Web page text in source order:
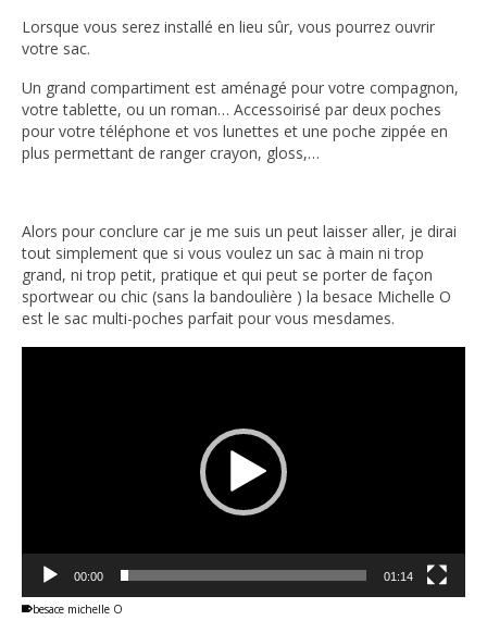
Lorsque vous serez installé en lieu sûr, vous pourrez ouvrir
votre sac.
Un grand compartiment est aménagé pour votre compagnon,
votre tablette, ou un roman… Accessoirisé par deux poches
pour votre téléphone et vos lunettes et une poche zippée en
plus permettant de ranger crayon, gloss,…
Alors pour conclure car je me suis un peut laisser aller, je dirai
tout simplement que si vous voulez un sac à main ni trop
grand, ni trop petit, pratique et qui peut se porter de façon
sportwear ou chic (sans la bandoulière ) la besace Michelle O
est le sac multi-poches parfait pour vous mesdames.
00:00 01:14
besace michelle O